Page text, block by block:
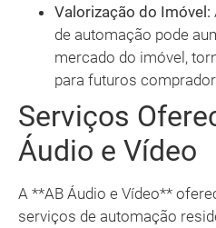
Valorização do Imóvel:
de automação pode
mercado do imóvel,
para futuros
Serviços
Áudio e Vídeo
A **AB Áudio e Vídeo**
serviços de automação